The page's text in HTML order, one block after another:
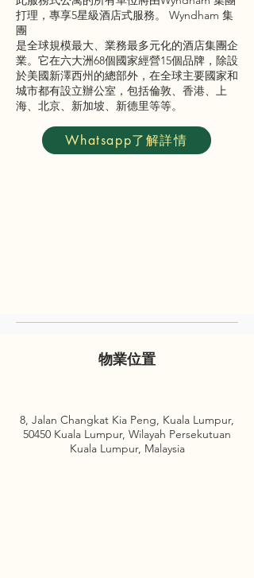
打理，專享5星級酒店式服務。 Wyndham 集
團
是全球規模最大、業務最多元化的酒店集團企
業。它在六大洲68個國家經營15個品牌，除設
於美國新澤西州的總部外，在全球主要國家和
城市都有設立辦公室，包括倫敦、香港、上
海、北京、新加坡、新德里等等。
Whatsapp了解詳情
物業位置
8, Jalan Changkat Kia Peng, Kuala Lumpur,
50450 Kuala Lumpur, Wilayah Persekutuan
Kuala Lumpur, Malaysia